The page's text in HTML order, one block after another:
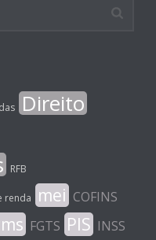
Direito
RFB
renda mei COFINS
FGTS PIS INSS